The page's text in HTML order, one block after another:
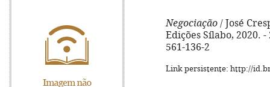
Negociação / José
Edições Sílabo, 2020.
561-136-2
Link persistente: http://